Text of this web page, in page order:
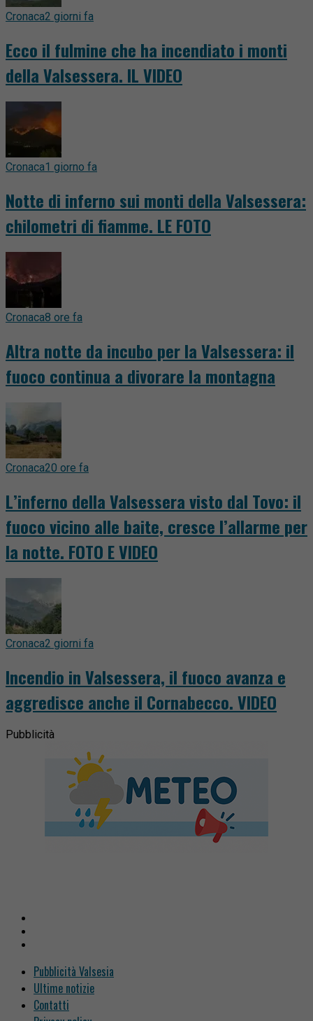
Cronaca2 giorni fa
Ecco il fulmine che ha incendiato i monti
della Valsessera. IL VIDEO
Cronaca1 giorno fa
Notte di inferno sui monti della Valsessera:
chilometri di fiamme. LE FOTO
Cronaca8 ore fa
Altra notte da incubo per la Valsessera: il
fuoco continua a divorare la montagna
Cronaca20 ore fa
L’inferno della Valsessera visto dal Tovo: il
fuoco vicino alle baite, cresce l’allarme per
la notte. FOTO E VIDEO
Cronaca2 giorni fa
Incendio in Valsessera, il fuoco avanza e
aggredisce anche il Cornabecco. VIDEO
Pubblicità
Pubblicità Valsesia
Ultime notizie
Contatti